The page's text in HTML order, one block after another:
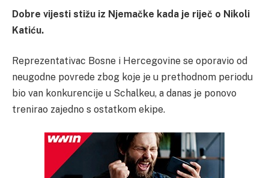
Dobre vijesti stižu iz Njemačke kada je riječ o Nikoli
Katiću.
Reprezentativac Bosne i Hercegovine se oporavio od
neugodne povrede zbog koje je u prethodnom periodu
bio van konkurencije u Schalkeu, a danas je ponovo
trenirao zajedno s ostatkom ekipe.